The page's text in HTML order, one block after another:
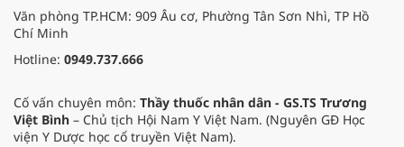
Văn phòng TP.HCM: 909 Âu cơ, Phường Tân Sơn Nhì, TP Hồ
Chí Minh
Hotline: 0949.737.666
Cố vấn chuyên môn: Thầy thuốc nhân dân - GS.TS Trương
Việt Bình – Chủ tịch Hội Nam Y Việt Nam. (Nguyên GĐ Học
viện Y Dược học cổ truyền Việt Nam).